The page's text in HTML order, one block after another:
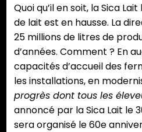
Quoi qu’il en soit, la Sica
de lait est en hausse. La
25 millions de litres de
d’années. Comment ? En
capacités d’accueil des
les installations, en
progrès dont tous les
annoncé par la Sica Lait le
sera organisé le 60e